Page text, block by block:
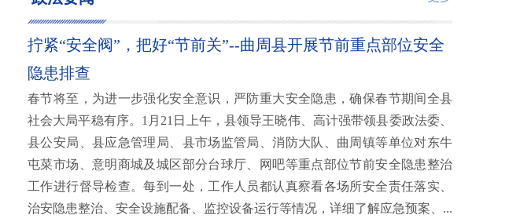
拧紧“安全阀”，把好“节前关”--曲周县开展节前重点部位安全
隐患排查
春节将至，为进一步强化安全意识，严防重大安全隐患，确保春节期间全县
社会大局平稳有序。1月21日上午，县领导王晓伟、高计强带领县委政法委、
县公安局、县应急管理局、县市场监管局、消防大队、曲周镇等单位对东牛
屯菜市场、意明商城及城区部分台球厅、网吧等重点部位节前安全隐患整治
工作进行督导检查。每到一处，工作人员都认真察看各场所安全责任落实、
治安隐患整治、安全设施配备、监控设备运行等情况，详细了解应急预案、...